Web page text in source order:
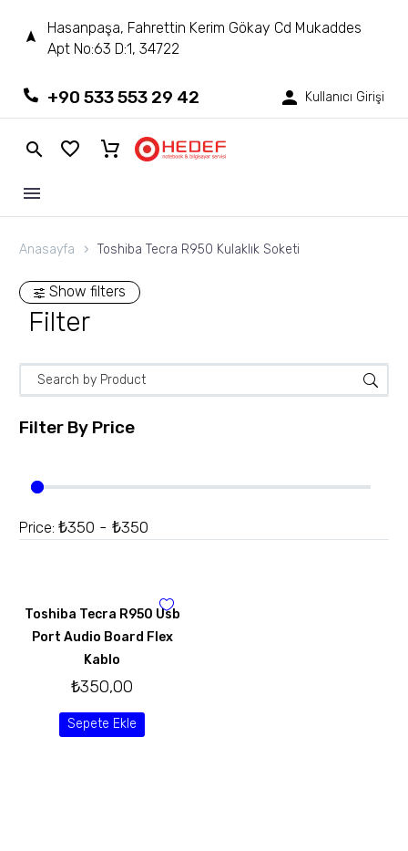
Hasanpaşa, Fahrettin Kerim Gökay Cd Mukaddes
Apt No:63 D:1, 34722
+90 533 553 29 42 Kullanıcı Girişi
Anasayfa Toshiba Tecra R950 Kulaklık Soketi
Show filters
Filter
Filter By Price
Price: ₺350 - ₺350
Toshiba Tecra R950 Usb
Port Audio Board Flex
Kablo
₺350,00
Sepete Ekle